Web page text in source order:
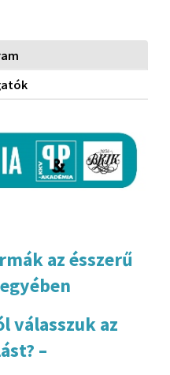
az ésszerű
válasszuk az
–